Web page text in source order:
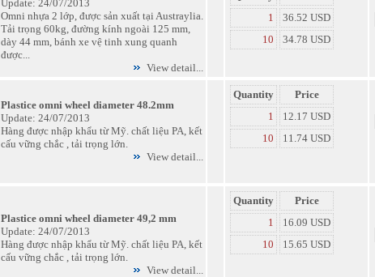
Update: 24/07/2013
Omni nhựa 2 lớp, được sản xuất tại Austraylia.
Tải trọng 60kg, đường kính ngoài 125 mm,
dày 44 mm, bánh xe vệ tinh xung quanh
được...
View detail...
1
36.52 USD
10
34.78 USD
Plastice omni wheel diameter 48.2mm
Update: 24/07/2013
Hàng được nhập khẩu từ Mỹ. chất liệu PA, kết
cấu vững chắc , tải trọng lớn.
View detail...
Quantity
Price
1
12.17 USD
10
11.74 USD
Plastice omni wheel diameter 49,2 mm
Update: 24/07/2013
Hàng được nhập khẩu từ Mỹ. chất liệu PA, kết
cấu vững chắc , tải trọng lớn.
View detail...
Quantity
Price
1
16.09 USD
10
15.65 USD